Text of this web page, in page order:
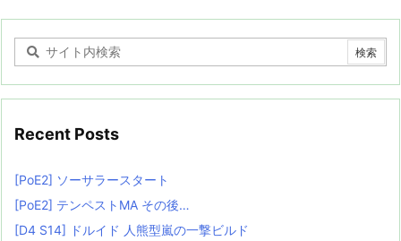
Recent Posts
[PoE2] ソーサラースタート
[PoE2] テンペストMA その後…
[D4 S14] ドルイド 人熊型嵐の一撃ビルド